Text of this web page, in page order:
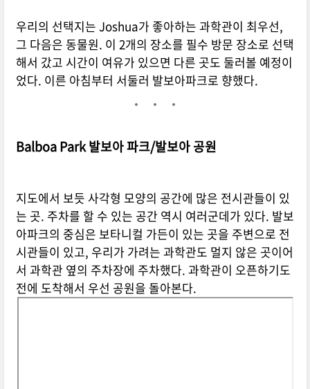
우리의 선택지는 Joshua가 좋아하는 과학관이 최우선,
그 다음은 동물원. 이 2개의 장소를 필수 방문 장소로 선택
해서 갔고 시간이 여유가 있으면 다른 곳도 둘러볼 예정이
었다. 이른 아침부터 서둘러 발보아파크로 향했다.
Balboa Park 발보아 파크/발보아 공원
지도에서 보듯 사각형 모양의 공간에 많은 전시관들이 있
는 곳. 주차를 할 수 있는 공간 역시 여러군데가 있다. 발보
아파크의 중심은 보타니컬 가든이 있는 곳을 주변으로 전
시관들이 있고, 우리가 가려는 과학관도 멀지 않은 곳이어
서 과학관 옆의 주차장에 주차했다. 과학관이 오픈하기도
전에 도착해서 우선 공원을 돌아본다.